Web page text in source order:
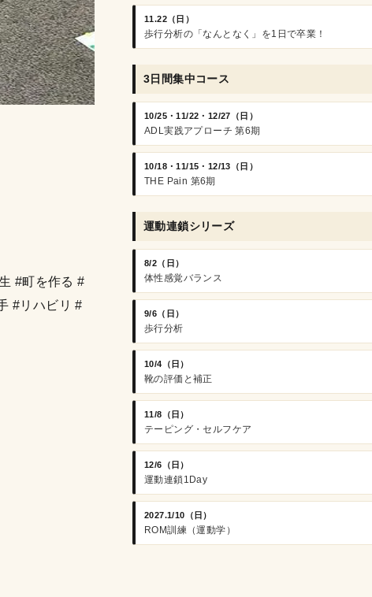
#町を作る #
#リハビリ #
11.22（日）
歩行分析の「なんとなく」を1日で卒業！
3日間集中コース
10/25・11/22・12/27（日）
ADL実践アプローチ 第6期
10/18・11/15・12/13（日）
THE Pain 第6期
運動連鎖シリーズ
8/2（日）
体性感覚バランス
9/6（日）
歩行分析
10/4（日）
靴の評価と補正
11/8（日）
テーピング・セルフケア
12/6（日）
運動連鎖1Day
2027.1/10（日）
ROM訓練（運動学）